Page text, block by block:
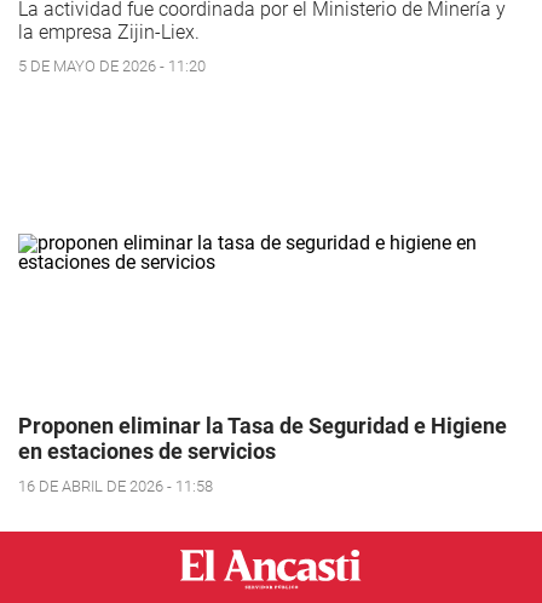
La actividad fue coordinada por el Ministerio de Minería y
la empresa Zijin-Liex.
5 DE MAYO DE 2026 - 11:20
Proponen eliminar la Tasa de Seguridad e Higiene
en estaciones de servicios
16 DE ABRIL DE 2026 - 11:58